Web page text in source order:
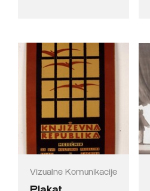
Vizualne Komunikacije